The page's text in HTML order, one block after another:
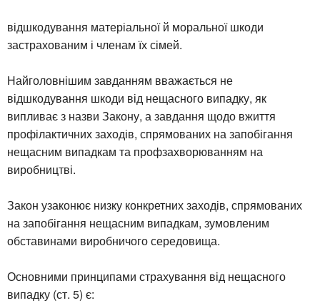
відшкодування матеріальної й моральної шкоди
застрахованим і членам їх сімей.
Найголовнішим завданням вважається не
відшкодування шкоди від нещасного випадку, як
випливає з назви Закону, а завдання щодо вжиття
профілактичних заходів, спрямованих на запобігання
нещасним випадкам та профзахворюванням на
виробництві.
Закон узаконює низку конкретних заходів, спрямованих
на запобігання нещасним випадкам, зумовленим
обставинами виробничого середовища.
Основними принципами страхування від нещасного
випадку (ст. 5) є: